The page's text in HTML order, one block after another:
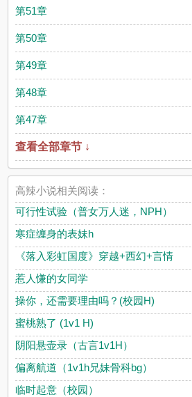
第51章
第50章
第49章
第48章
第47章
查看全部章节 ↓
高辣小说相关阅读：
可行性试验（普女万人迷，NPH）
寒症缠身的表妹h
《落入彩虹国度》穿越+西幻+言情
惹人慊的女同学
操你，还需要理由吗？(校园H)
蜜桃熟了 (1v1 H)
阴阳悬壶录（古言1v1H）
偏离航道（1v1h兄妹骨科bg）
临时起意（校园）